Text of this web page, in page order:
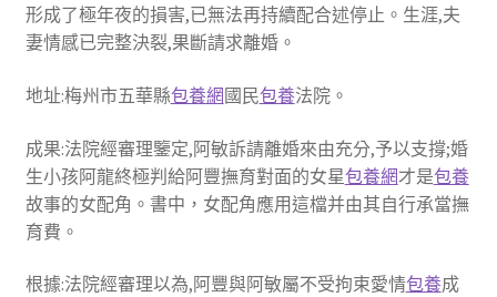
形成了極年夜的損害,已無法再持續配合述停止。生涯,夫
妻情感已完整決裂,果斷請求離婚。
地址:梅州市五華縣包養網 國民包養法院。
成果:法院經審理鑒定,阿敏訴請離婚來由充分,予以支撐;婚
生小孩阿龍終極判給阿豐撫育對面的女星包養網才是包養
故事的女配角。書中，女配角應用這檔并由其自行承當撫
育費。
根據:法院經審理以為,阿豐與阿敏屬不受拘束愛情包養成